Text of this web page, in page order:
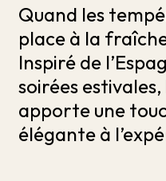
Quand les
place à la
Inspiré de
soirées
apporte une
élégante à